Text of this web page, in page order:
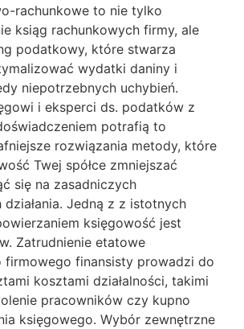
rachunkowe to nie tylko
ksiąg rachunkowych firmy, ale
podatkowy, które stwarza
wydatki daniny i
niepotrzebnych uchybień.
i eksperci ds. podatków z
potrafią to
rozwiązania metody, które
Twej spółce zmniejszać
się na zasadniczych
działania. Jedną z z istotnych
księgowość jest
Zatrudnienie etatowe
firmowego finansisty prowadzi do
kosztami działalności, takimi
pracowników czy kupno
księgowego. Wybór zewnętrzne